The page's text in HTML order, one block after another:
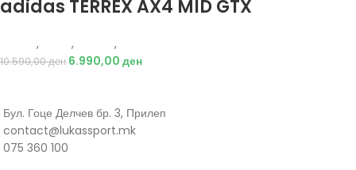
adidas TERREX AX4 MID GTX
, , ,
10.590,00ден 6.990,00 ден
Бул. Гоце Делчев бр. 3, Прилеп
contact@lukassport.mk
075 360 100